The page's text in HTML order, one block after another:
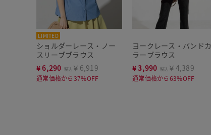
LIMITED
ショルダーレース・ノー
スリーブブラウス
¥6,290 税込 ￥6,919
通常価格から37%OFF
ヨークレース・バンドカ
ラーブラウス
¥3,990 税込 ￥4,389
通常価格から63%OFF